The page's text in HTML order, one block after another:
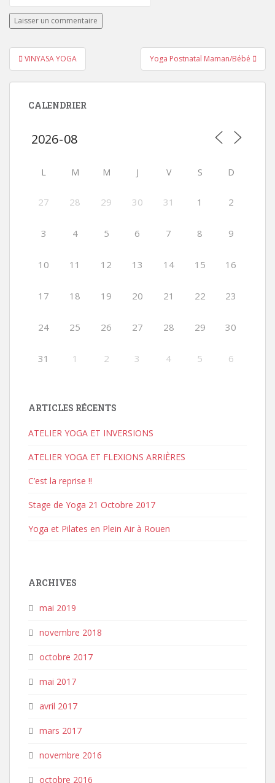
Navigation
de
l’article
VINYASA YOGA Yoga Postnatal Maman/Bébé
CALENDRIER
L M M J V S D
27 28 29 30 31 1 2
3 4 5 6 7 8 9
10 11 12 13 14 15 16
17 18 19 20 21 22 23
24 25 26 27 28 29 30
31 1 2 3 4 5 6
ARTICLES RÉCENTS
ATELIER YOGA ET INVERSIONS
ATELIER YOGA ET FLEXIONS ARRIÈRES
C’est la reprise !!
Stage de Yoga 21 Octobre 2017
Yoga et Pilates en Plein Air à Rouen
ARCHIVES
mai 2019
novembre 2018
octobre 2017
mai 2017
avril 2017
mars 2017
novembre 2016
octobre 2016